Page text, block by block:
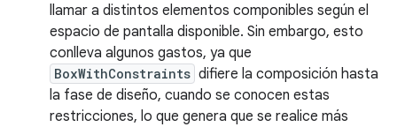
llamar a distintos elementos componibles según el
espacio de pantalla disponible. Sin embargo, esto
conlleva algunos gastos, ya que
BoxWithConstraints difiere la composición hasta
la fase de diseño, cuando se conocen estas
restricciones, lo que genera que se realice más